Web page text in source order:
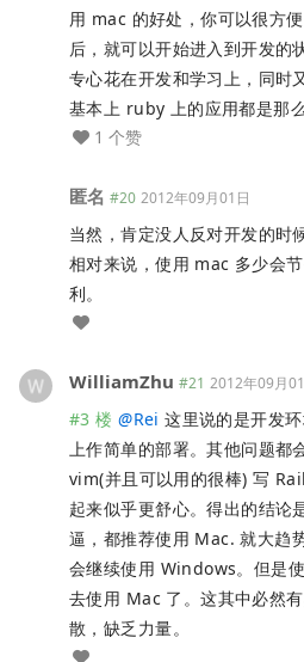
用 mac 的好处，你可以很方
后，就可以开始进入到开发的
专心花在开发和学习上，同时
基本上 ruby 上的应用都是那么
1 个赞
匿名 #20 2012年09月01日
当然，肯定没人反对开发的时
相对来说，使用 mac 多少会
利。
WilliamZhu #21 2012年09月
#3 楼 @Rei 这里说的是开发
上作简单的部署。其他问题都
vim(并且可以用的很棒) 写
起来似乎更舒心。得出的结论
逼，都推荐使用 Mac. 就大趋
会继续使用 Windows。但是
去使用 Mac 了。这其中必然
散，缺乏力量。